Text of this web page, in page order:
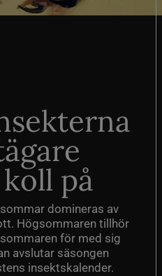
på
domineras av
Högsommaren tillhör
för med sig
avslutar säsongen
insektskalender.